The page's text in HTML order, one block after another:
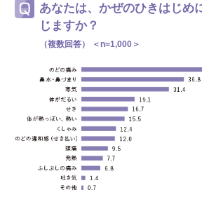
あなたは、かぜのひきはじめ
じますか？
（複数回答） ＜n=1,000＞